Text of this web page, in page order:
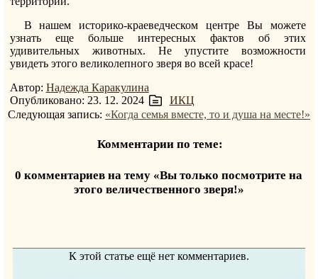
В нашем историко-краеведческом центре Вы можете
узнать еще больше интересных фактов об этих
удивительных животных. Не упустите возможности
увидеть этого великолепного зверя во всей красе!
Автор: Надежда Каракулина
Опубликовано: 23. 12. 2024
ИКЦ
Следующая запись: «Когда семья вместе, то и душа на месте!»
Комментарии по теме:
0 комментариев на тему «Вы только посмотрите на
этого величественного зверя!»
К этой статье ещё нет комментариев.